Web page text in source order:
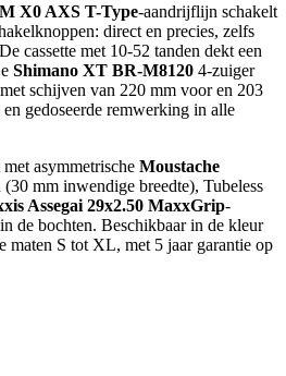
X0 AXS T-Type-aandrijflijn schakelt
direct en precies, zelfs
cassette met 10-52 tanden dekt een
Shimano XT BR-M8120 4-zuiger
schijven van 220 mm voor en 203
gedoseerde remwerking in alle
asymmetrische Moustache
(30 mm inwendige breedte), Tubeless
Assegai 29x2.50 MaxxGrip-
de bochten. Beschikbaar in de kleur
maten S tot XL, met 5 jaar garantie op